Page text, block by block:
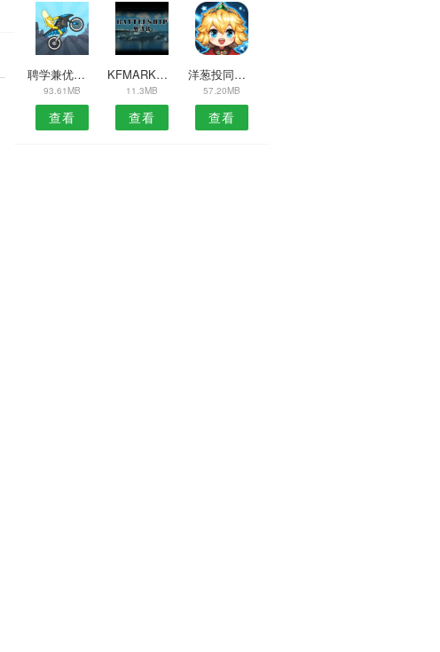
聘学兼优商家端APP
93.61MB
查看
KFMARK跑分
11.3MB
查看
洋葱投同学安卓版
57.20MB
查看